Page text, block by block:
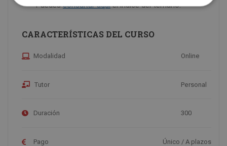
Puedesconsultar aquíel índice del temario.
CARACTERÍSTICAS DEL CURSO
Modalidad Online
Tutor Personal
Duración 300
Pago Único / A plazos